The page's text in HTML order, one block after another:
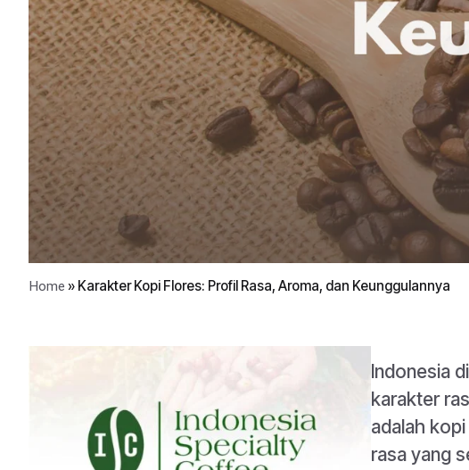
Home » Karakter Kopi Flores: Profil Rasa, Aroma, dan Keunggulannya
Indonesia
karakter
adalah
rasa yang